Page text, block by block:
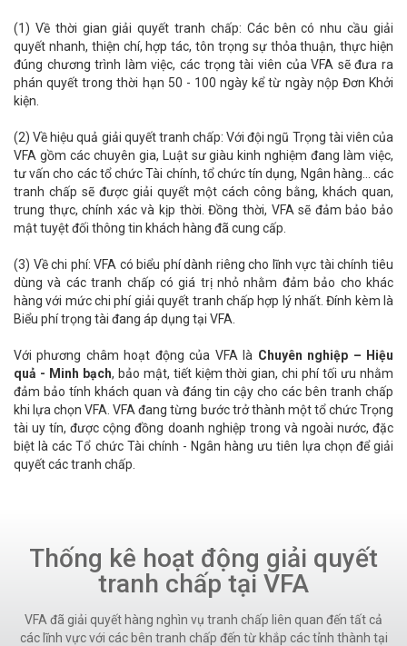
(1) Về thời gian giải quyết tranh chấp: Các bên có nhu cầu giải
quyết nhanh, thiện chí, hợp tác, tôn trọng sự thỏa thuận, thực hiện
đúng chương trình làm việc, các trọng tài viên của VFA sẽ đưa ra
phán quyết trong thời hạn 50 - 100 ngày kể từ ngày nộp Đơn Khởi
kiện.
(2) Về hiệu quả giải quyết tranh chấp: Với đội ngũ Trọng tài viên của
VFA gồm các chuyên gia, Luật sư giàu kinh nghiệm đang làm việc,
tư vấn cho các tổ chức Tài chính, tổ chức tín dụng, Ngân hàng... các
tranh chấp sẽ được giải quyết một cách công bằng, khách quan,
trung thực, chính xác và kịp thời. Đồng thời, VFA sẽ đảm bảo bảo
mật tuyệt đối thông tin khách hàng đã cung cấp.
(3) Về chi phí: VFA có biểu phí dành riêng cho lĩnh vực tài chính tiêu
dùng và các tranh chấp có giá trị nhỏ nhằm đảm bảo cho khác
hàng với mức chi phí giải quyết tranh chấp hợp lý nhất. Đính kèm là
Biểu phí trọng tài đang áp dụng tại VFA.
Với phương châm hoạt động của VFA là Chuyên nghiệp – Hiệu
quả - Minh bạch, bảo mật, tiết kiệm thời gian, chi phí tối ưu nhằm
đảm bảo tính khách quan và đáng tin cậy cho các bên tranh chấp
khi lựa chọn VFA. VFA đang từng bước trở thành một tổ chức Trọng
tài uy tín, được cộng đồng doanh nghiệp trong và ngoài nước, đặc
biệt là các Tổ chức Tài chính - Ngân hàng ưu tiên lựa chọn để giải
quyết các tranh chấp.
Thống kê hoạt động giải quyết
tranh chấp tại VFA
VFA đã giải quyết hàng nghìn vụ tranh chấp liên quan đến tất cả
các lĩnh vực với các bên tranh chấp đến từ khắp các tỉnh thành tại